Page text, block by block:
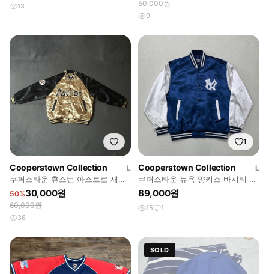
13 50,000원
9
Cooperstown Collection
L
쿠퍼스타운 휴스턴 아스트로 새틴
바시티 자켓 L
50%30,000원
60,000원
36
1
Cooperstown Collection
L
쿠퍼스타운 뉴욕 양키스 바시티 스
타디움 자켓
89,000원
15 1
SOLD